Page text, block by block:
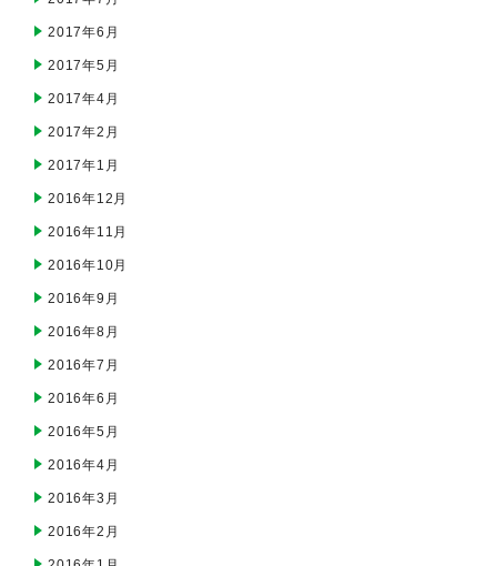
2017年6月
2017年5月
2017年4月
2017年2月
2017年1月
2016年12月
2016年11月
2016年10月
2016年9月
2016年8月
2016年7月
2016年6月
2016年5月
2016年4月
2016年3月
2016年2月